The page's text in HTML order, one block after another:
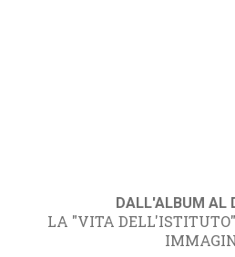
DALL'ALBUM AL
LA "VITA